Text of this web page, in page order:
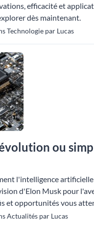
efficacité et
dès maintenant.
Technologie par Lucas
ou
l'intelligence artificielle
d'Elon Musk pour
et opportunités vous
Actualités par Lucas